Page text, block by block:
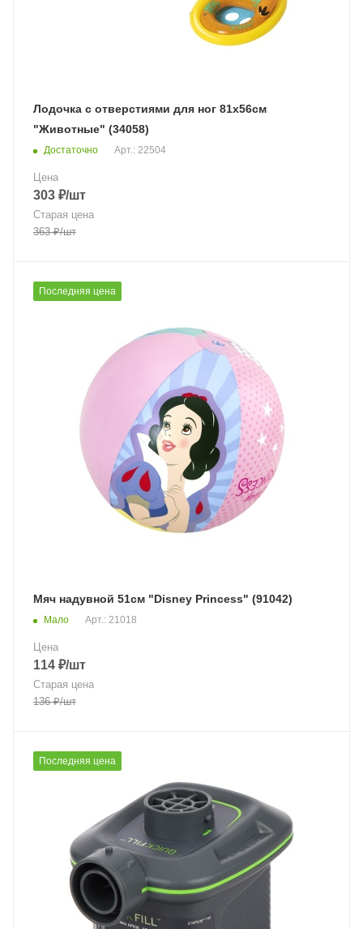
Лодочка с отверстиями для ног 81х56см
"Животные" (34058)
Достаточно Арт.: 22504
Цена
303 ₽/шт
Старая цена
363₽/шт
Последняя цена
Мяч надувной 51см "Disney Princess" (91042)
Мало Арт.: 21018
Цена
114 ₽/шт
Старая цена
136₽/шт
Последняя цена